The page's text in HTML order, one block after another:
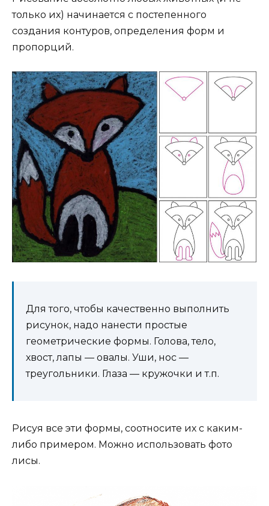
только их) начинается с постепенного
создания контуров, определения форм и
пропорций.
Для того, чтобы качественно выполнить
рисунок, надо нанести простые
геометрические формы. Голова, тело,
хвост, лапы — овалы. Уши, нос —
треугольники. Глаза — кружочки и т.п.
Рисуя все эти формы, соотносите их с каким-
либо примером. Можно использовать фото
лисы.